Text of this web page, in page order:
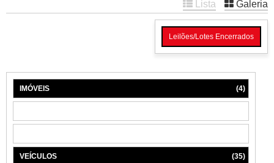
Lista Galeria
Leilões/Lotes Encerrados
IMÓVEIS (4)
VEÍCULOS (35)